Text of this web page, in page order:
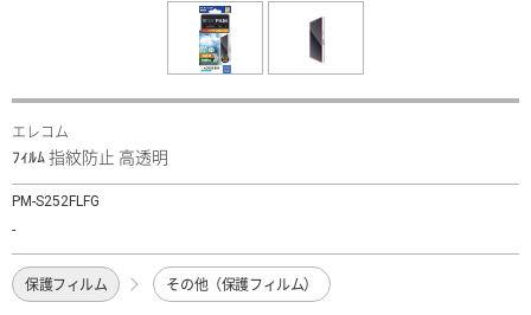
エレコム
ﾌｨﾙﾑ 指紋防止 高透明
PM-S252FLFG
-
保護フィルム その他（保護フィルム）